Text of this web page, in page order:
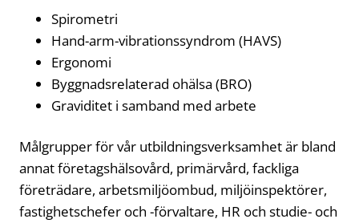
Spirometri
Hand-arm-vibrationssyndrom (HAVS)
Ergonomi
Byggnadsrelaterad ohälsa (BRO)
Graviditet i samband med arbete
Målgrupper för vår utbildningsverksamhet är bland
annat företagshälsovård, primärvård, fackliga
företrädare, arbetsmiljöombud, miljöinspektörer,
fastighetschefer och -förvaltare, HR och studie- och